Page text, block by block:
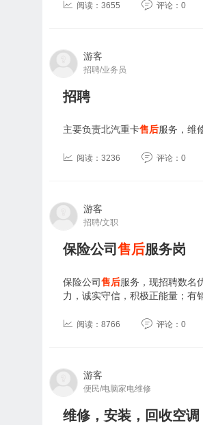
阅读：3655 评论：0
游客
招聘/业务员
招聘
主要负责北汽重卡售后服务，维
阅读：3236 评论：0
游客
招聘/文职
保险公司 售后服务岗
保险公司售后服务，现招聘数名
力，诚实守信，积极正能量；有
阅读：8766 评论：0
游客
便民/电脑家电维修
维修，安装，回收空